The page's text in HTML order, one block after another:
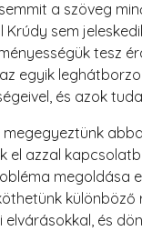
a szöveg
Krúdy sem
tesz
egyik
és azok
megegyeztünk
el azzal
megoldása
különböző
elvárásokkal, és